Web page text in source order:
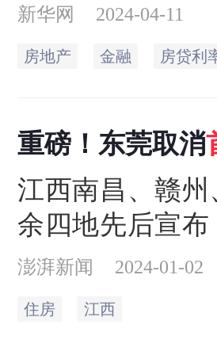
房贷款的资金价
降。在首套住房
降至4%以下，
下降
新华网 2024-04-11
房地产 金融 房贷利
重磅！东莞取消
日起实施
江西南昌、赣
余四地先后宣布
月1日起阶段性
住房商业性个人
澎湃新闻 2024-01-02
住房 江西